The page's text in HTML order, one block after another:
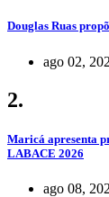
Douglas Ruas
ago 02,
2.
Maricá apresenta
LABACE 2026
ago 08,